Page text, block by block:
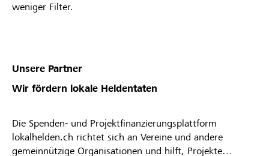
weniger Filter.
Unsere Partner
Wir fördern lokale Heldentaten
Die Spenden- und Projektfinanzierungsplattform
lokalhelden.ch richtet sich an Vereine und andere
gemeinnützige Organisationen und hilft, Projekte